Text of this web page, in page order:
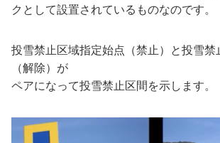
クとして設置されているものなのです。
投雪禁止区域指定始点（禁止）と投雪禁
（解除）が
ペアになって投雪禁止区間を示します。